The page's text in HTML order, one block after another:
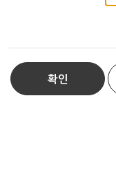
확인